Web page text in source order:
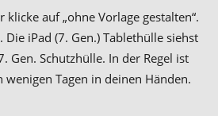
klicke auf „ohne Vorlage gestalten“.
. Die iPad (7. Gen.) Tablethülle siehst
Schutzhülle. In der Regel ist
wenigen Tagen in deinen Händen.